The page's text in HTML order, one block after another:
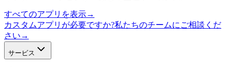
すべてのアプリを表示→
カスタムアプリが必要ですか?私たちのチームにご相談くだ
さい →
サービス